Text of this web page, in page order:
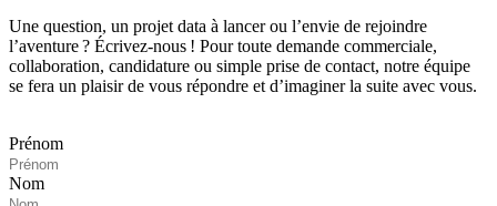
Une question, un projet data à lancer ou l’envie de rejoindre
l’aventure ? Écrivez‑nous ! Pour toute demande commerciale,
collaboration, candidature ou simple prise de contact, notre équipe
se fera un plaisir de vous répondre et d’imaginer la suite avec vous.
Prénom
Nom